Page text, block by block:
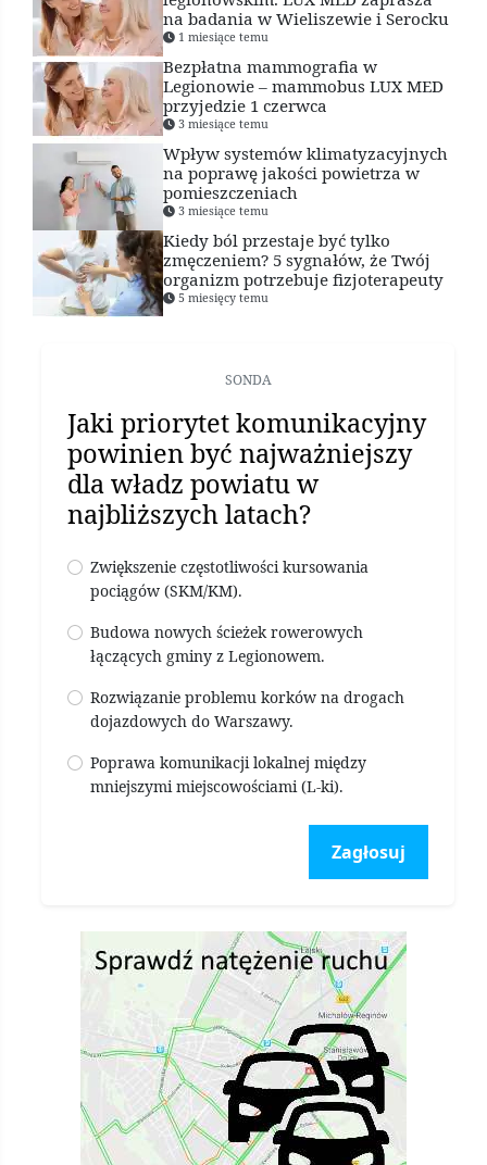
na badania w Wieliszewie i Serocku
1 miesiące temu
Bezpłatna mammografia w
Legionowie – mammobus LUX MED
przyjedzie 1 czerwca
3 miesiące temu
Wpływ systemów klimatyzacyjnych
na poprawę jakości powietrza w
pomieszczeniach
3 miesiące temu
Kiedy ból przestaje być tylko
zmęczeniem? 5 sygnałów, że Twój
organizm potrzebuje fizjoterapeuty
5 miesięcy temu
SONDA
Jaki priorytet komunikacyjny
powinien być najważniejszy
dla władz powiatu w
najbliższych latach?
Zwiększenie częstotliwości kursowania
pociągów (SKM/KM).
Budowa nowych ścieżek rowerowych
łączących gminy z Legionowem.
Rozwiązanie problemu korków na drogach
dojazdowych do Warszawy.
Poprawa komunikacji lokalnej między
mniejszymi miejscowościami (L-ki).
Zagłosuj